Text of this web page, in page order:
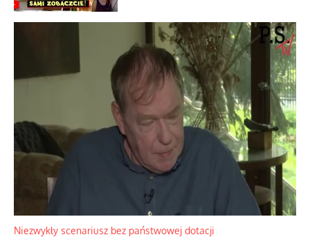
Praktyczny instruktaż z dala od okien
Niewygodne kulisy alpejskiego
objawienia